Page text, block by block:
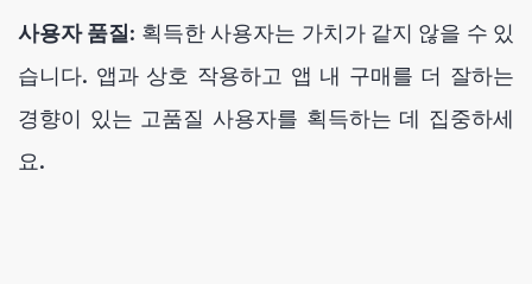
사용자 품질: 획득한 사용자는 가치가 같지 않을 수 있
습니다. 앱과 상호 작용하고 앱 내 구매를 더 잘하는
경향이 있는 고품질 사용자를 획득하는 데 집중하세
요.